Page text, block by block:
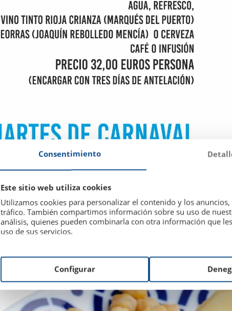
Consentimiento
Este sitio web utiliza cookies
Utilizamos cookies para personalizar el contenido y los
tráfico. También compartimos información sobre su uso de
análisis, quienes pueden combinarla con otra información que
uso de sus servicios.
Configurar